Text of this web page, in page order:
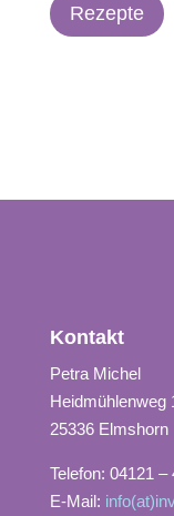
Rezepte
Kontakt
Petra Michel
Heidmühlenweg
25336 Elmshorn
Telefon: 04121 –
E-Mail: